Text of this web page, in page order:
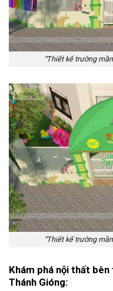
“Thiết kế trường
“Thiết kế trường
Khám phá nội thất
Thánh Gióng: